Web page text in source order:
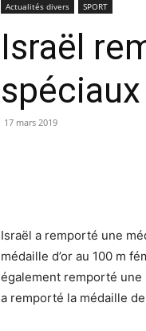
Actualités divers SPORT
Israël
spéciaux
17 mars 2019
Israël a remporté une
médaille d’or au 100 m
également remporté une
a remporté la médaille